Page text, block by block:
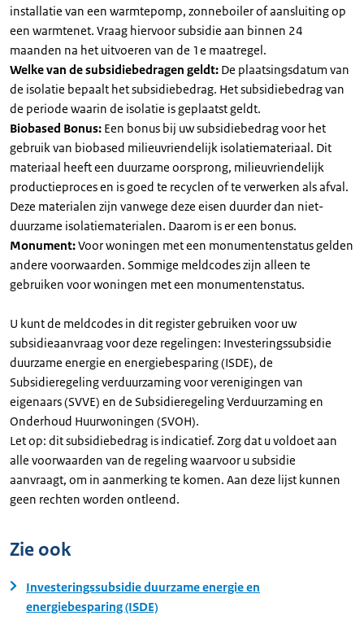
installatie van een warmtepomp, zonneboiler of aansluiting op
een warmtenet. Vraag hiervoor subsidie aan binnen 24
maanden na het uitvoeren van de 1e maatregel.
Welke van de subsidiebedragen geldt: De plaatsingsdatum van
de isolatie bepaalt het subsidiebedrag. Het subsidiebedrag van
de periode waarin de isolatie is geplaatst geldt.
Biobased Bonus: Een bonus bij uw subsidiebedrag voor het
gebruik van biobased milieuvriendelijk isolatiemateriaal. Dit
materiaal heeft een duurzame oorsprong, milieuvriendelijk
productieproces en is goed te recyclen of te verwerken als afval.
Deze materialen zijn vanwege deze eisen duurder dan niet-
duurzame isolatiematerialen. Daarom is er een bonus.
Monument:Voor woningen met een monumentenstatus gelden
andere voorwaarden. Sommige meldcodes zijn alleen te
gebruiken voor woningen met een monumentenstatus.
U kunt de meldcodes in dit register gebruiken voor uw
subsidieaanvraag voor deze regelingen: Investeringssubsidie
duurzame energie en energiebesparing (ISDE), de
Subsidieregeling verduurzaming voor verenigingen van
eigenaars (SVVE) en de Subsidieregeling Verduurzaming en
Onderhoud Huurwoningen (SVOH).
Let op: dit subsidiebedrag is indicatief. Zorg dat u voldoet aan
alle voorwaarden van de regeling waarvoor u subsidie
aanvraagt, om in aanmerking te komen. Aan deze lijst kunnen
geen rechten worden ontleend.
Zie ook
Investeringssubsidie duurzame energie en
energiebesparing (ISDE)